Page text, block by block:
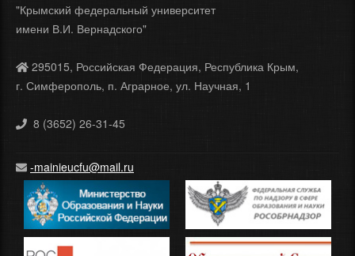
"Крымский федеральный университет
имени В.И. Вернадского"
295015, Российская Федерация, Республика Крым,
г. Симферополь, п. Аграрное, ул. Научная, 1
8 (3652) 26-31-45
-mainieucfu@mail.ru